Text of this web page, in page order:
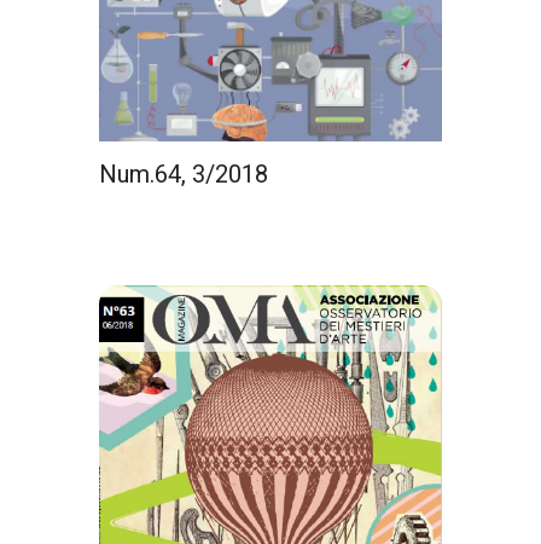
Num.64, 3/2018